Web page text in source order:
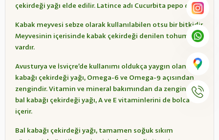
çekirdeği yağı elde edilir. Latince adı Cucurbita pepo dur.
Kabak meyvesi sebze olarak kullanılabilen otsu bir bitkidir.
Meyvesinin içerisinde kabak çekirdeği denilen tohumlar
vardır.
Avusturya ve İsviçre’de kullanımı oldukça yaygın olan bal
kabağı çekirdeği yağı, Omega-6 ve Omega-9 açısından
zengindir. Vitamin ve mineral bakımından da zengin olan
bal kabağı çekirdeği yağı, A ve E vitaminlerini de bolca
içerir.
Bal kabağı çekirdeği yağı, tamamen soğuk sıkım